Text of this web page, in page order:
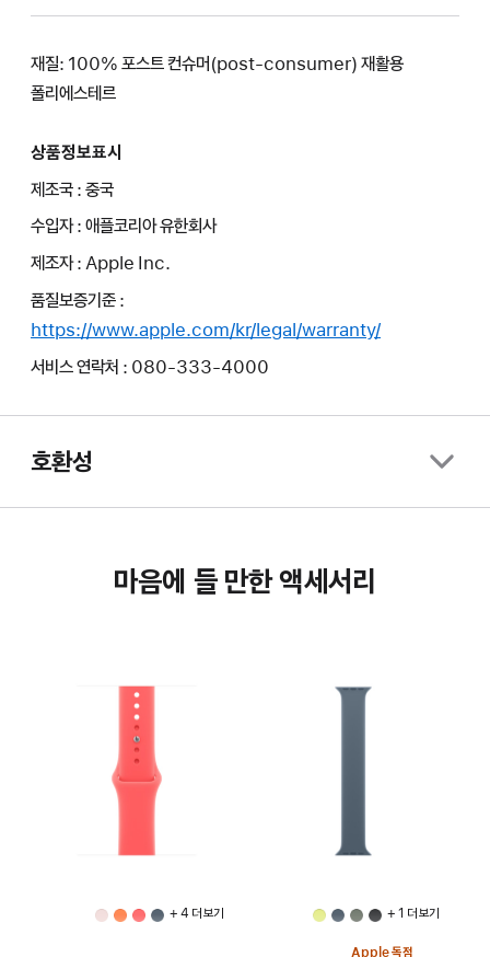
재질: 100% 포스트 컨슈머(post-consumer) 재활용
폴리에스테르
상품정보표시
제조국 : 중국
수입자 : 애플코리아 유한회사
제조자 : Apple Inc.
품질보증기준 :
https://www.apple.com/kr/legal/warranty/
서비스 연락처 : 080-333-4000
호환성
마음에 들 만한 액세서리
+ 4 더 보기 + 1 더 보기
Apple 독점